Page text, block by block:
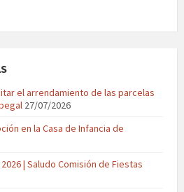
el arrendamiento de las parcelas
27/07/2026
en la Casa de Infancia de
| Saludo Comisión de Fiestas